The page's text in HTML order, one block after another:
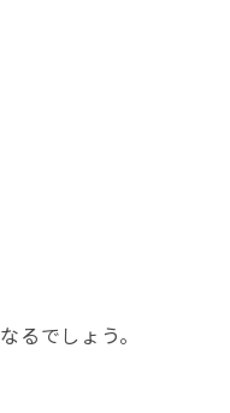
るでしょう。